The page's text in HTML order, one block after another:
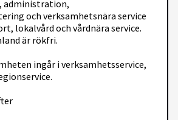
administration,
och verksamhetsnära service
lokalvård och vårdnära service.
är rökfri.
ingår i verksamhetsservice,